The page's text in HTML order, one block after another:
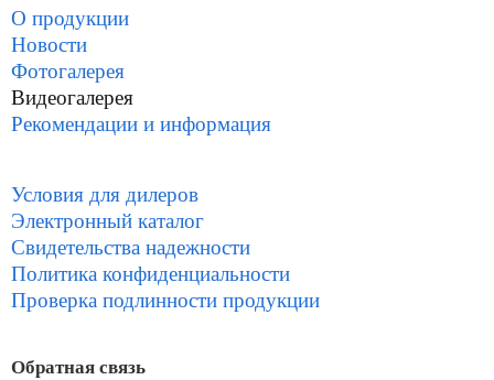
О продукции
Новости
Фотогалерея
Видеогалерея
Рекомендации и информация
Условия для дилеров
Электронный каталог
Свидетельства надежности
Политика конфиденциальности
Проверка подлинности продукции
Обратная связь